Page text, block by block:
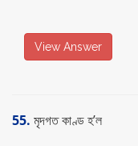
View Answer
55. মৃদগত কাণ্ড হ’ল